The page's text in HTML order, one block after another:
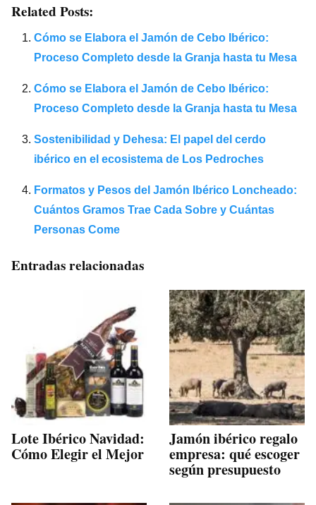
Related Posts:
Cómo se Elabora el Jamón de Cebo Ibérico:
Proceso Completo desde la Granja hasta tu Mesa
Cómo se Elabora el Jamón de Cebo Ibérico:
Proceso Completo desde la Granja hasta tu Mesa
Sostenibilidad y Dehesa: El papel del cerdo
ibérico en el ecosistema de Los Pedroches
Formatos y Pesos del Jamón Ibérico Loncheado:
Cuántos Gramos Trae Cada Sobre y Cuántas
Personas Come
Entradas relacionadas
Lote Ibérico Navidad:
Cómo Elegir el Mejor
Jamón ibérico regalo
empresa: qué escoger
según presupuesto